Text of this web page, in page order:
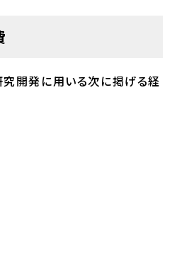
究開発に用いる次に掲げる経